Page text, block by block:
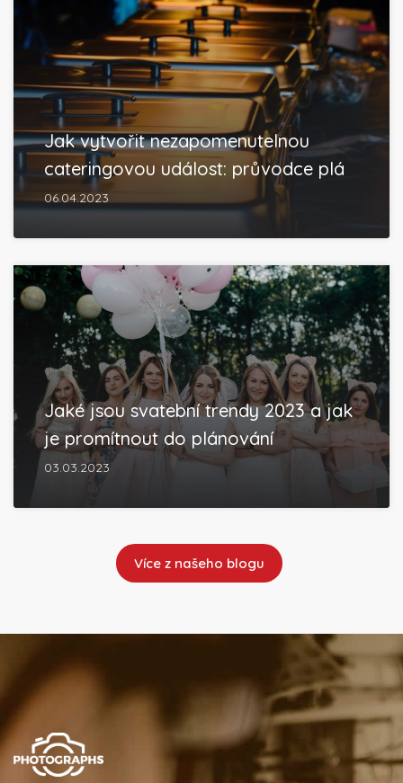
Jak vytvořit nezapomenutelnou
cateringovou událost: průvodce plá
06.04.2023
Jaké jsou svatební trendy 2023 a jak
je promítnout do plánování
03.03.2023
Více z našeho blogu